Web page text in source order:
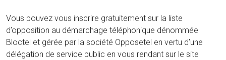
Vous pouvez vous inscrire gratuitement sur la liste
d’opposition au démarchage téléphonique dénommée
Bloctel et gérée par la société Opposetel en vertu d’une
délégation de service public en vous rendant sur le site